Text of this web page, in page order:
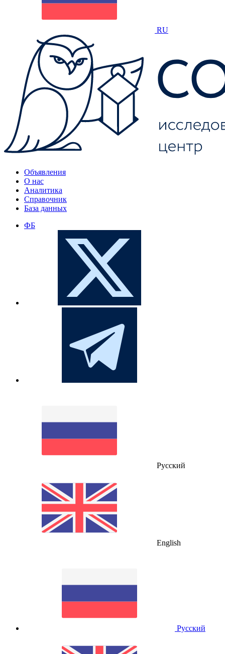
RU
Объявления
О нас
Аналитика
Справочник
База данных
ФБ
Русский
English
Русский